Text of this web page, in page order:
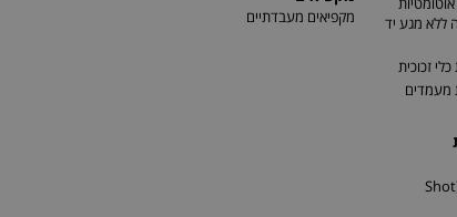
ללא מגע יד
זכוכית
מעמדים
התזת כדוריות (Shot
מקפיאים מעבדתיים